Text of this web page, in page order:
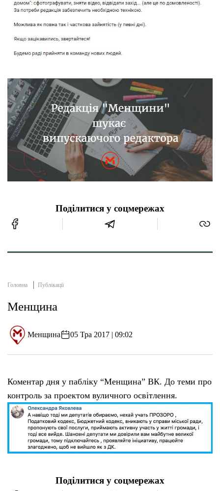
Поділитися у соцмережах
Головна Публікації
Менщина
Менщина 05 Тра 2017 | 09:02
Коментар дня у пабліку “Менщина” ВК. До теми про
контроль за проектом вуличного освітлення.
Поділитися у соцмережах